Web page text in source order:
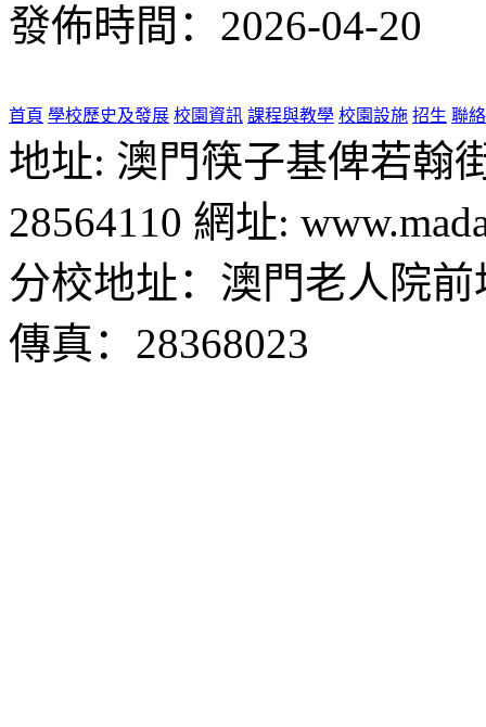
發佈時間：2026-04-20
首頁 學校歷史及發展 校園資訊 課程與教學 校園設施 招生 聯
地址: 澳門筷子基俾若翰
28564110 網址:
分校地址：澳門老人院
傳真：28368023